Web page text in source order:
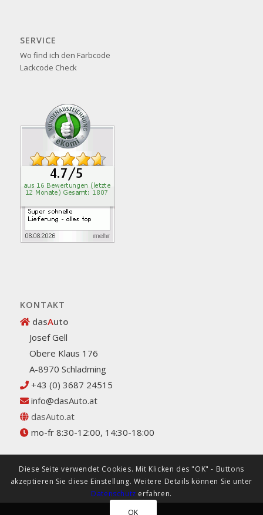
SERVICE
Wo find ich den Farbcode
Lackcode Check
KONTAKT
dasAuto
Josef Gell
Obere Klaus 176
A-8970 Schladming
+43 (0) 3687 24515
info@dasAuto.at
dasAuto.at
mo-fr 8:30-12:00, 14:30-18:00
Diese Seite verwendet Cookies. Mit Klicken des "OK" - Buttons
akzeptieren Sie diese Einstellung. Weitere Details können Sie unter
Datenschutz erfahren.
OK